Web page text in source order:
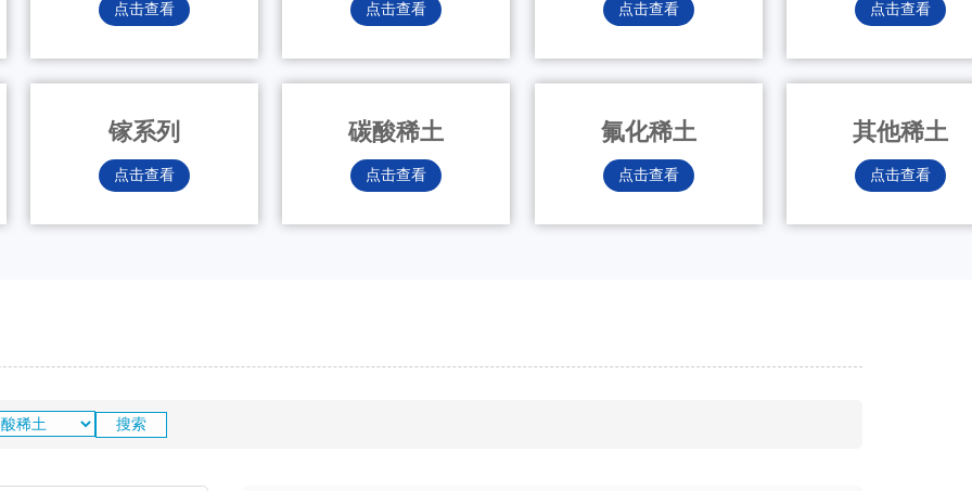
点击查看 点击查看 点击查看 点击查看
镓系列
点击查看
碳酸稀土
点击查看
氟化稀土
点击查看
其他稀土
点击查看